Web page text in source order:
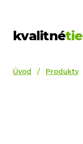
kvalitné
Úvod Produkty